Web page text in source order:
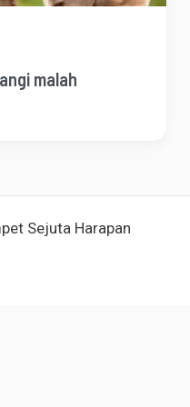
malah
Sejuta Harapan